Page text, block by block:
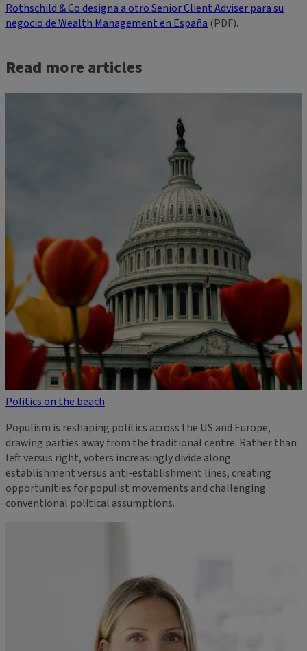
Rothschild & Co designa a otro Senior Client Adviser para su
negocio de Wealth Management en España (PDF).
Read more articles
Politics on the beach
Populism is reshaping politics across the US and Europe,
drawing parties away from the traditional centre. Rather than
left versus right, voters increasingly divide along
establishment versus anti-establishment lines, creating
opportunities for populist movements and challenging
conventional political assumptions.